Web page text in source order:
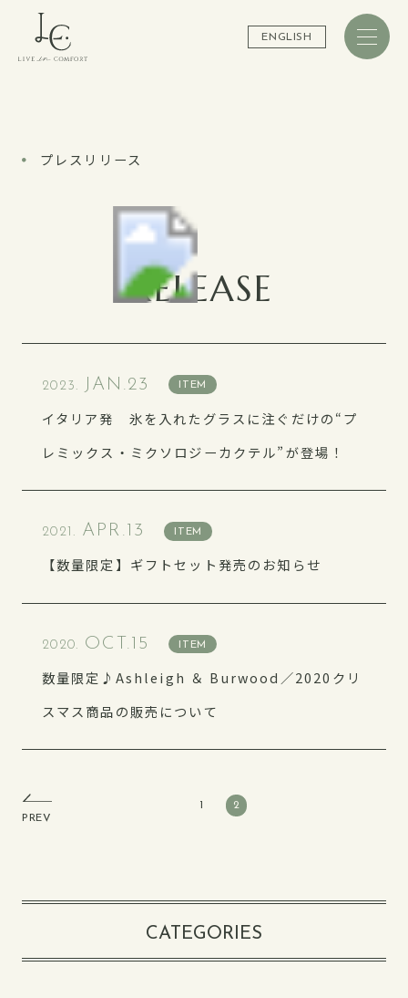
ENGLISH
各部署紹介
採用に関する質問
制度・福利厚生
PRIVACY POLICY
プレスリリース
RELEASE
2023. JAN.23 ITEM
イタリア発 氷を入れたグラスに注ぐだけの“プ
レミックス・ミクソロジーカクテル”が登場！
2021. APR.13 ITEM
【数量限定】ギフトセット発売のお知らせ
2020. OCT.15 ITEM
数量限定♪Ashleigh ＆ Burwood／2020クリ
スマス商品の販売について
PREV
1 2
CATEGORIES